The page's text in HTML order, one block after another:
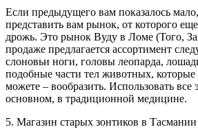
Если предыдущего вам показалось
представить вам рынок, от которого
дрожь. Это рынок Вуду в Ломе (Того,
продаже предлагается ассортимент
слоновьи ноги, головы леопарда,
подобные части тел животных,
можете – вообразить. Использовать все
основном, в традиционной медицине.
5. Магазин старых зонтиков в Таcмании